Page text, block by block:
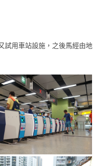
試用車站設施，之後馬經由地